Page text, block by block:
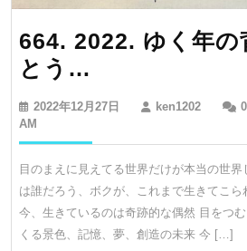
664. 2022. ゆく年の
とう…
2022.
ゆ
く
年
の
背
2022年12月27日 2022
27
日
ken1202ken1202
AM
目のまえに見えてる世界だけが本当の世
は誰だろう、ボクが、これまで生きてこら
今、生きているのは奇跡的な偶然 目をつ
くる景色、記憶、夢、創造の未来 今 […]